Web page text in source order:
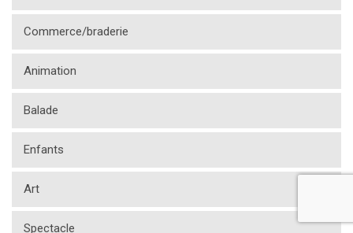
Commerce/braderie
Animation
Balade
Enfants
Art
Spectacle